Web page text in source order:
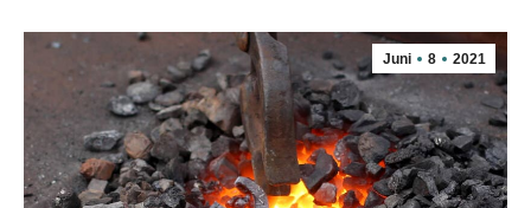
Juni 8 2021